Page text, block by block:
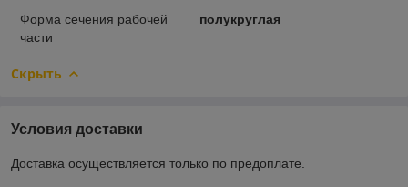
Форма сечения рабочей
части
полукруглая
Скрыть
Условия доставки
Доставка осуществляется только по предоплате.